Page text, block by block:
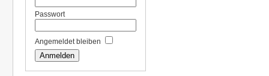
Passwort
Angemeldet bleiben